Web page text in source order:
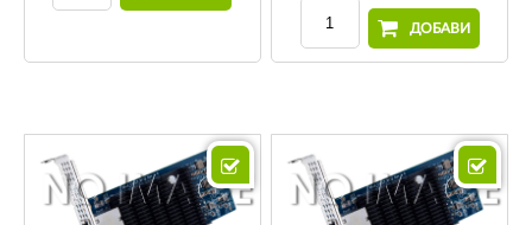
ДОБАВИ